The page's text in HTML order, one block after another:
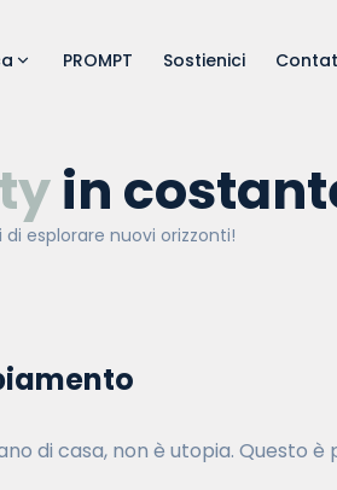
PROMPT Sostienici
in
esplorare nuovi orizzonti!
di casa, non è utopia. Questo